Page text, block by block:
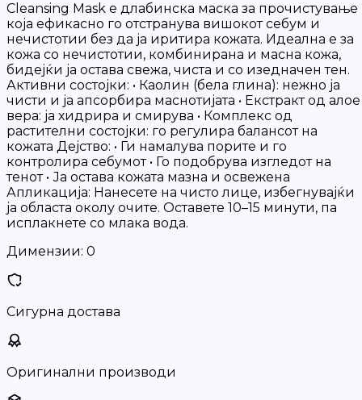
Cleansing Mask е длабинска маска за прочистување
која ефикасно го отстранува вишокот себум и
нечистотии без да ја иритира кожата. Идеална е за
кожа со нечистотии, комбинирана и масна кожа,
бидејќи ја остава свежа, чиста и со изедначен тен.
Активни состојки: • Каолин (бела глина): нежно ја
чисти и ја апсорбира маснотијата • Екстракт од алое
вера: ја хидрира и смирува • Комплекс од
растителни состојки: го регулира балансот на
кожата Дејство: • Ги намалува порите и го
контролира себумот • Го подобрува изгледот на
тенот • Ја остава кожата мазна и освежена
Апликација: Нанесете на чисто лице, избегнувајќи
ја областа околу очите. Оставете 10–15 минути, па
исплакнете со млака вода.
Димензии: 0
Сигурна достава
Оригинални производи